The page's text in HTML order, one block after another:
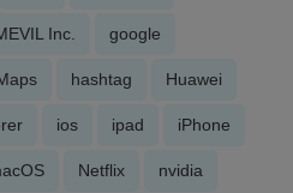
Inc. google
hashtag Huawei
ios ipad iPhone
Netflix nvidia